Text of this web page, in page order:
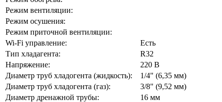
Режим вентиляции:
Режим осушения:
Режим приточной вентиляции:
Wi-Fi управление:
Есть
Тип хладагента:
R32
Напряжение:
220 В
Диаметр труб хладогента (жидкость):
1/4" (6,35 мм)
Диаметр труб хладогента (газ):
3/8" (9,52 мм)
Диаметр дренажной трубы:
16 мм